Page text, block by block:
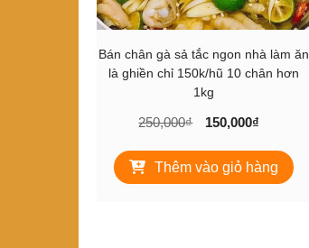
Bán chân gà sả tắc ngon nhà làm ăn
là ghiền chỉ 150k/hũ 10 chân hơn
1kg
250,000₫
Giá
là:
250,000₫.
150,000₫
tại
là:
Thêm vào giỏ hàng